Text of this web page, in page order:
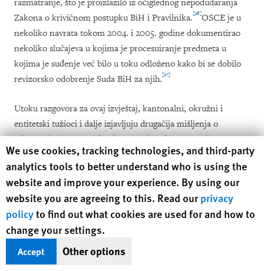
razmatranje, što je proizlazilo iz očiglednog nepodudaranja
Zakona o krivičnom postupku BiH i Pravilnika.[26]OSCE je u
nekoliko navrata tokom 2004. i 2005. godine dokumentirao
nekoliko slučajeva u kojima je procesuiranje predmeta u
kojima je suđenje već bilo u toku odloženo kako bi se dobilo
revizorsko odobrenje Suda BiH za njih.[27]
Utoku razgovora za ovaj izvještaj, kantonalni, okružni i
entitetski tužioci i dalje izjavljuju drugačija mišljenja o
odgovarajućem postupku da se prati utoku ovog početnog
perioda.[28]
Ovo konkretno pitanje je sada, uglavnom, razriješeno jer je
procesuiranje, tada aktualnih predmeta, u međuvremenu
okončano. Međutim, još uvijek postoji konfuzija u vezi sa
ulogom državnog tužilaštva.
U razgovoru sa Human Rights Watch-om, kantonalni i
Human Rights Watch cookie preferences
We use cookies, tracking technologies, and third-party
analytics tools to better understand who is using the
website and improve your experience. By using our
website you are agreeing to this. Read ourprivacy
policyto find out what cookies are used for and how to
change your settings.
Accept Other options